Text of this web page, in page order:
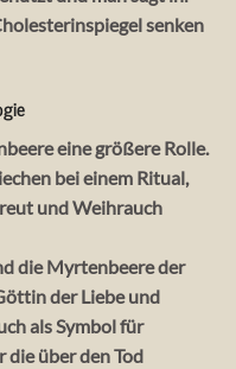
senken
eine größere Rolle.
bei einem Ritual,
und Weihrauch
die Myrtenbeere der
der Liebe und
als Symbol für
über den Tod